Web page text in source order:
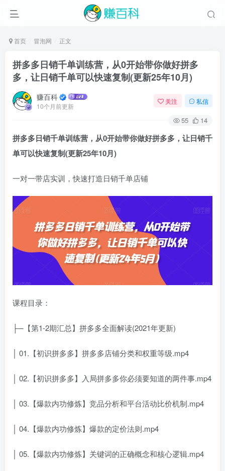
首页 冒泡网 正文
拼多多日销千单训练营，从0开始带你做好拼多
多，让日销千单可以快速复制(更新25年10月)
赚百科
10个月前更新
关注 私信
55 14
拼多多日销千单训练营 ，从0开始带你做好拼多多，让日销千
单可以快速复制(更新25年10月)
一对一带店实训，快速打造日销千单店铺
课程目录：
├─【第1-2期汇总】拼多多全面解读(2021年更新)
│ 01.【初识拼多多】拼多多店铺分类和权重等级.mp4
│ 02.【初识拼多多】入局拼多多你必须要知道的两件事.mp4
│ 03.【爆款内功修炼】竞品分析和平台活动比价机制.mp4
│ 04.【爆款内功修炼】爆款的定价法则.mp4
│ 05.【爆款内功修炼】关键词的正确概念和核心逻辑.mp4